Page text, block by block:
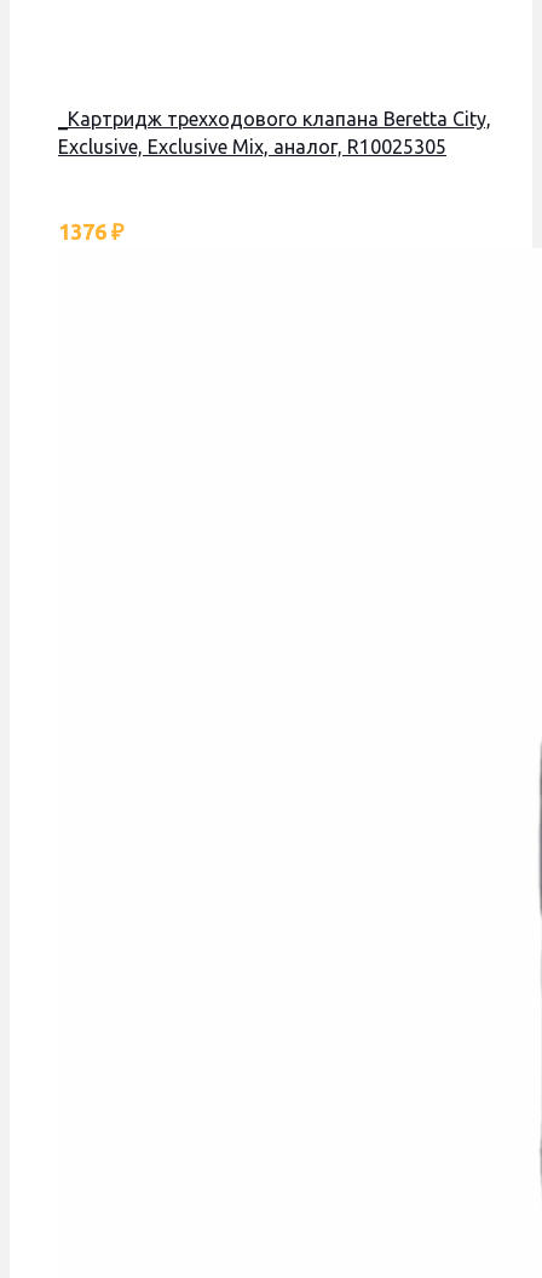
_Картридж трехходового клапана Beretta City,
Exclusive, Exclusive Mix, аналог, R10025305
1376 ₽